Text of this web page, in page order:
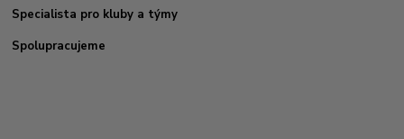
Specialista pro kluby a týmy
Spolupracujeme